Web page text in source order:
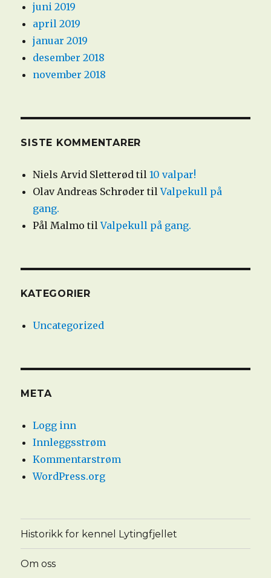
juni 2019
april 2019
januar 2019
desember 2018
november 2018
SISTE KOMMENTARER
Niels Arvid Sletterød til10 valpar!
Olav Andreas Schrøder tilValpekull på
gang.
Pål Malmo tilValpekull på gang.
KATEGORIER
Uncategorized
META
Logg inn
Innleggsstrøm
Kommentarstrøm
WordPress.org
Historikk for kennel Lytingfjellet
Om oss